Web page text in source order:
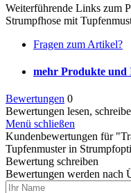
Weiterführende Links zum
Strumpfhose mit
Fragen zum Artikel?
mehr Produkte und
Bewertungen 0
Bewertungen lesen,
Menü schließen
Kundenbewertungen für
Tupfenmuster in
Bewertung schreiben
Bewertungen werden nach